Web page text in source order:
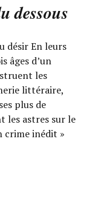
dessous
désir En leurs
âges d’un
les
littéraire,
plus de
les astres sur le
crime inédit »